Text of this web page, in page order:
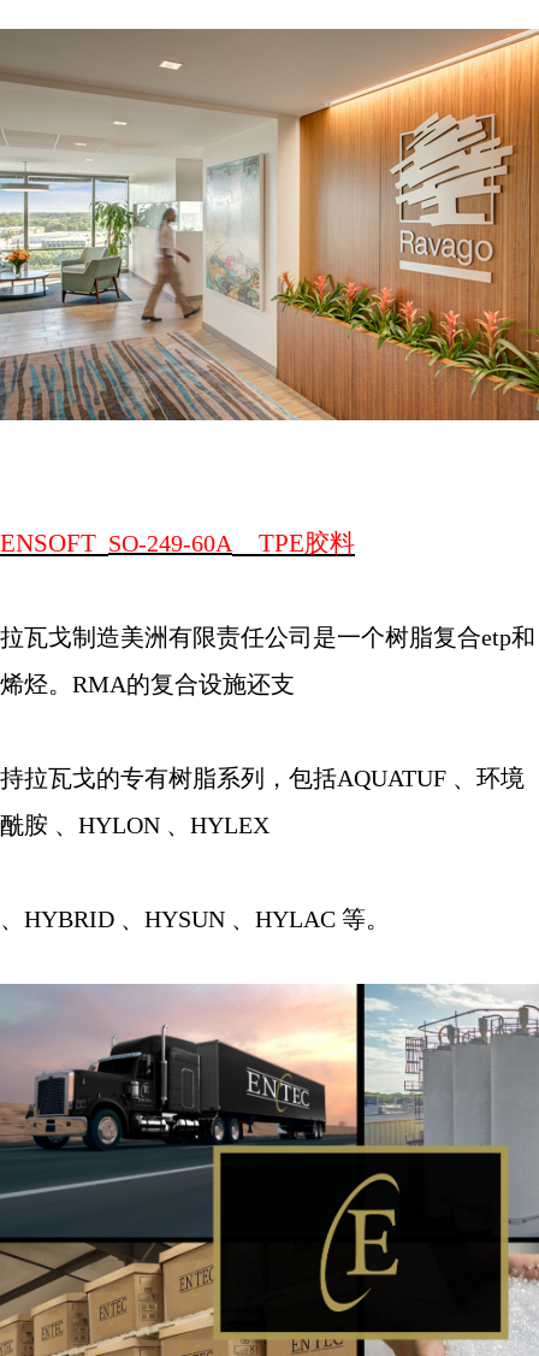
ENSOFT SO-249-60A TPE胶料
拉瓦戈制造美洲有限责任公司是一个树脂复合etp和
烯烃。 RMA的复合设施还支
持拉瓦戈的专有树脂系列，包括AQUATUF 、环境
酰胺 、 HYLON 、 HYLEX
、 HYBRID 、 HYSUN 、 HYLAC 等。